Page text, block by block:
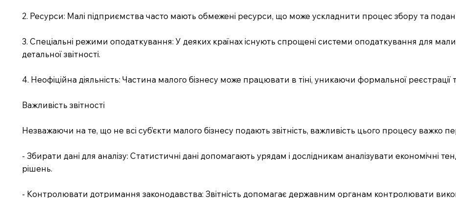
2. Ресурси: Малі підприємства часто мають обмежені ресурси, що може ускладнити процес збору та
3. Спеціальні режими оподаткування: У деяких країнах існують спрощені системи оподаткування для
детальної звітності.
4. Неофіційна діяльність: Частина малого бізнесу може працювати в тіні, уникаючи формальної реєстрації
Важливість звітності
Незважаючи на те, що не всі суб’єкти малого бізнесу подають звітність, важливість цього процесу важко
- Збирати дані для аналізу: Статистичні дані допомагають урядам і дослідникам аналізувати економічні
рішень.
- Контролювати дотримання законодавства: Звітність допомагає державним органам контролювати